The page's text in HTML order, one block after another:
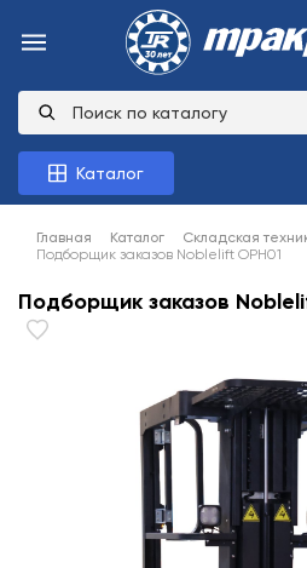
Каталог
Главная Каталог Складская
Подборщик заказов Noblelift OPH01
Подборщик заказов